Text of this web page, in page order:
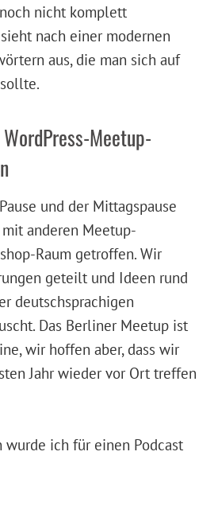
nicht komplett
nach einer modernen
aus, die man sich auf
Meetup-
und der Mittagspause
anderen Meetup-
Raum getroffen. Wir
geteilt und Ideen rund
deutschsprachigen
Das Berliner Meetup ist
wir hoffen aber, dass wir
Jahr wieder vor Ort treffen
wurde ich für einen Podcast